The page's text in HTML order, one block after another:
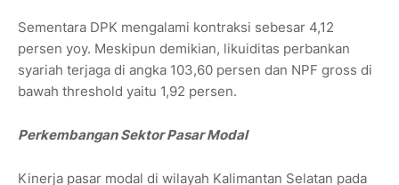
Sementara DPK mengalami kontraksi sebesar 4,12
persen yoy. Meskipun demikian, likuiditas perbankan
syariah terjaga di angka 103,60 persen dan NPF gross di
bawah threshold yaitu 1,92 persen.
Perkembangan Sektor Pasar Modal
Kinerja pasar modal di wilayah Kalimantan Selatan pada